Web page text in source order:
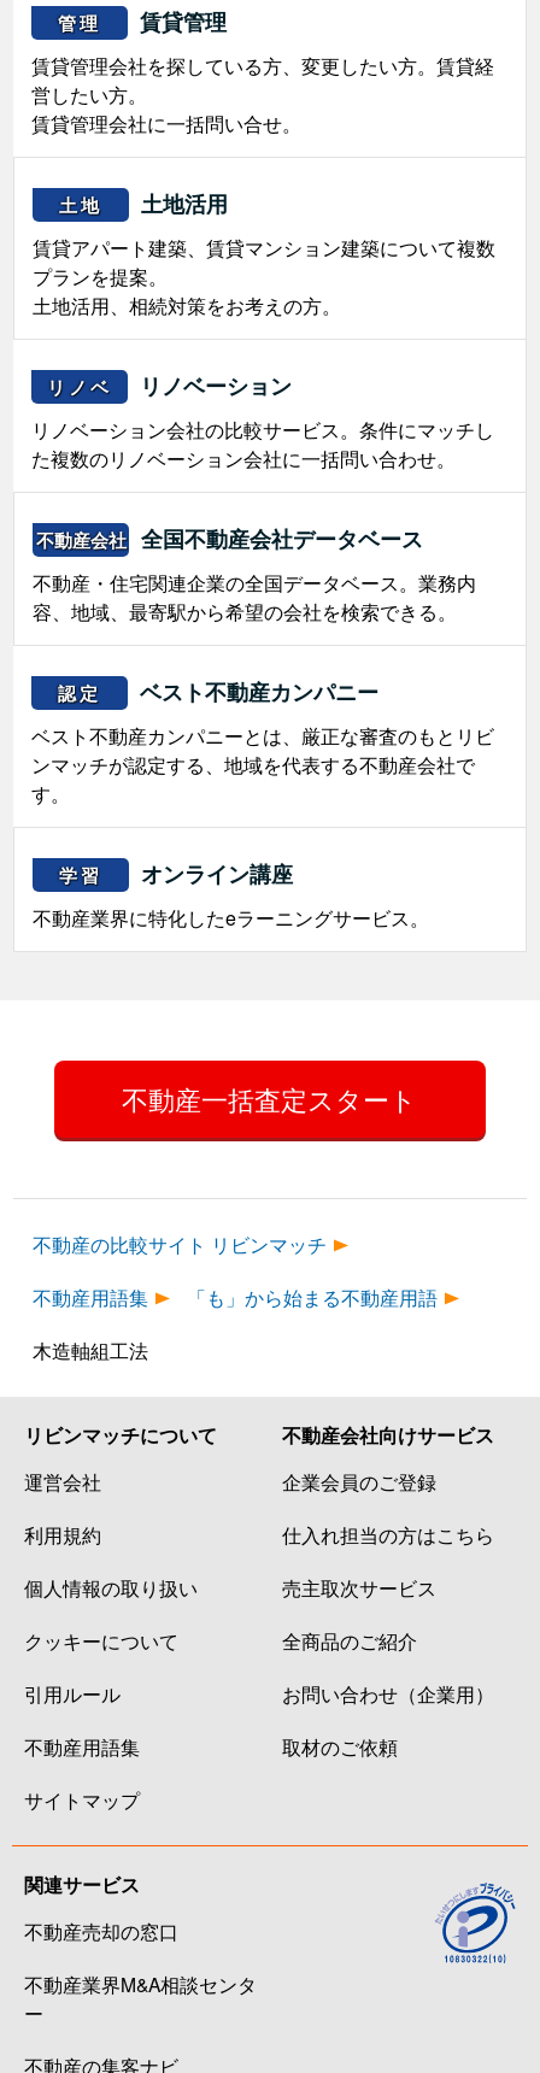
管理 賃貸管理
賃貸管理会社を探している方、変更したい方。賃貸経
営したい方。
賃貸管理会社に一括問い合せ。
土地 土地活用
賃貸アパート建築、賃貸マンション建築について複数
プランを提案。
土地活用、相続対策をお考えの方。
リノベ リノベーション
リノベーション会社の比較サービス。条件にマッチし
た複数のリノベーション会社に一括問い合わせ。
不動産会社 全国不動産会社データベース
不動産・住宅関連企業の全国データベース。業務内
容、地域、最寄駅から希望の会社を検索できる。
認定 ベスト不動産カンパニー
ベスト不動産カンパニーとは、厳正な審査のもとリビ
ンマッチが認定する、地域を代表する不動産会社で
す。
学習 オンライン講座
不動産業界に特化したeラーニングサービス。
不動産一括査定スタート
不動産の比較サイト リビンマッチ
不動産用語集
「も」から始まる不動産用語
木造軸組工法
リビンマッチについて
運営会社
利用規約
個人情報の取り扱い
クッキーについて
引用ルール
不動産用語集
サイトマップ
不動産会社向けサービス
企業会員のご登録
仕入れ担当の方はこちら
売主取次サービス
全商品のご紹介
お問い合わせ（企業用）
取材のご依頼
関連サービス
不動産売却の窓口
不動産業界M&A相談センタ
ー
不動産の集客ナビ